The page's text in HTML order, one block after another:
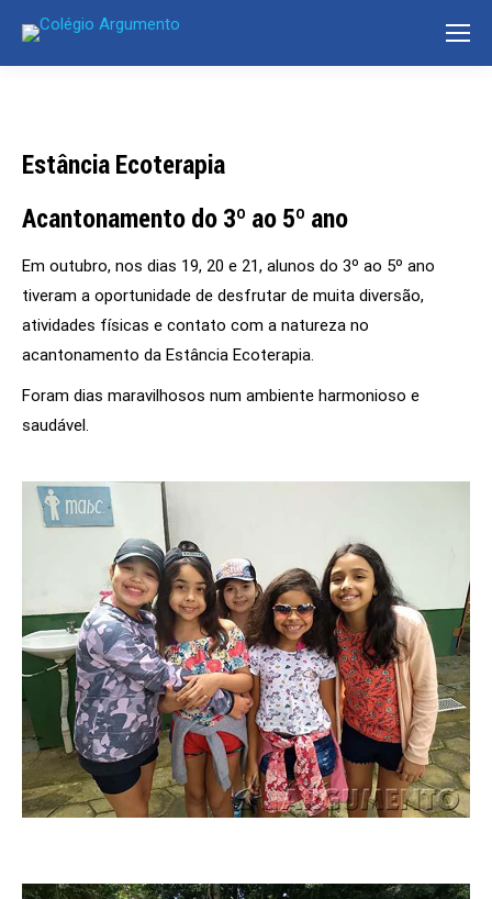
Estância Ecoterapia
Acantonamento do 3º ao 5º ano
Em outubro, nos dias 19, 20 e 21, alunos do 3º ao 5º ano
tiveram a oportunidade de desfrutar de muita diversão,
atividades físicas e contato com a natureza no
acantonamento da Estância Ecoterapia.
Foram dias maravilhosos num ambiente harmonioso e
saudável.